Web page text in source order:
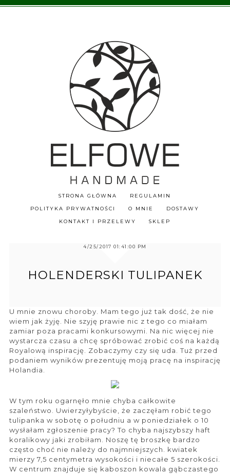
STRONA GŁÓWNA REGULAMIN
POLITYKA PRYWATNOŚCI O MNIE DOSTAWY
KONTAKT I PRZELEWY SKLEP
4/25/2017 01:41:00 PM
HOLENDERSKI TULIPANEK
U mnie znowu choroby. Mam tego już tak dość, że nie
wiem jak żyję. Nie szyję prawie nic z tego co miałam
zamiar poza pracami konkursowymi. Na nic więcej nie
wystarcza czasu a chcę spróbować zrobić coś na każdą
Royalową inspirację. Zobaczymy czy się uda. Tuż przed
podaniem wyników prezentuję moją pracę na inspirację
Holandia.
W tym roku ogarnęło mnie chyba całkowite
szaleństwo. Uwierzyłybyście, że zaczęłam robić tego
tulipanka w sobotę o południu a w poniedziałek o 10
wysłałam zgłoszenie pracy? To chyba najszybszy haft
koralikowy jaki zrobiłam. Noszę tę broszkę bardzo
często choć nie należy do najmniejszych. kwiatek
mierzy 7,5 centymetra wysokości i niecałe 5 szerokości.
W centrum znajduje się kaboszon kowala gąbczastego